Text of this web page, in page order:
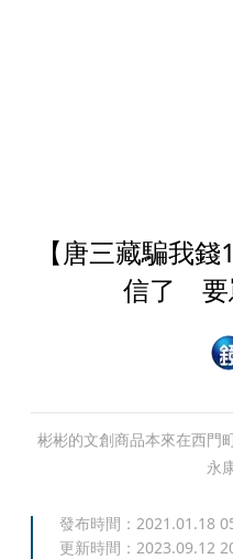
【唐三藏騙我
信了 要
彬彬的文創商品本來在西門
永
發布時間： 2021.01.18
更新時間： 2023.09.12